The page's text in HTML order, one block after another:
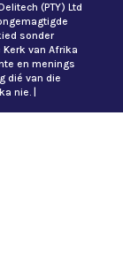
(PTY) Ltd
sonder
van Afrika
en menings
dié van die
nie. |